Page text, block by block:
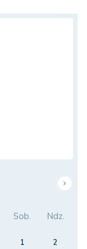
Sob. Ndz.
1
2